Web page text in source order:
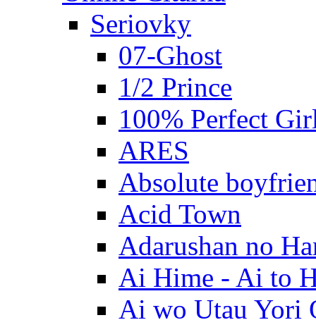
Seriovky
07-Ghost
1/2 Prince
100% Perfect
ARES
Absolute
Acid Town
Adarushan no
Ai Hime - Ai to
Ai wo Utau Yori